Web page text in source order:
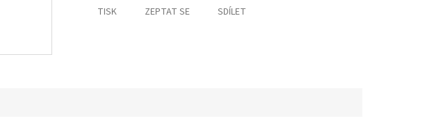
TISK ZEPTAT SE SDÍLET